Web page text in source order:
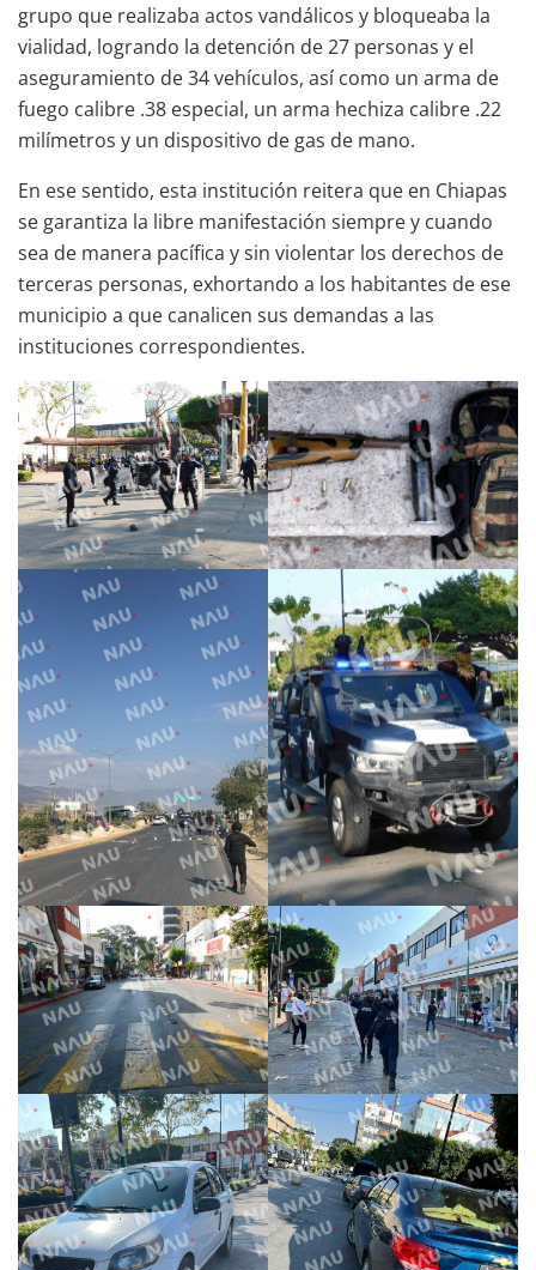
grupo que realizaba actos vandálicos y bloqueaba la
vialidad, logrando la detención de 27 personas y el
aseguramiento de 34 vehículos, así como un arma de
fuego calibre .38 especial, un arma hechiza calibre .22
milímetros y un dispositivo de gas de mano.
En ese sentido, esta institución reitera que en Chiapas
se garantiza la libre manifestación siempre y cuando
sea de manera pacífica y sin violentar los derechos de
terceras personas, exhortando a los habitantes de ese
municipio a que canalicen sus demandas a las
instituciones correspondientes.